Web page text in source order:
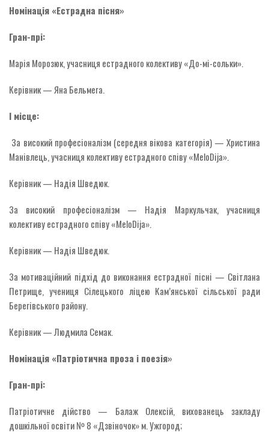
Номінація «Естрадна пісня»
Гран-прі:
Марія Морозюк, учасниця естрадного колективу «До-мі-сольки».
Керівник — Яна Бельмега.
І місце:
За високий професіоналізм (середня вікова категорія) — Христина
Манівлець, учасниця колективу естрадного співу «MeloDija».
Керівник — Надія Шведюк.
За високий професіоналізм — Надія Маркульчак, учасниця
колективу естрадного співу «MeloDija».
Керівник — Надія Шведюк.
За мотиваційний підхід до виконання естрадної пісні — Світлана
Петрище, учениця Сілецького ліцею Кам’янської сільської ради
Берегівського району.
Керівник — Людмила Семак.
Номінація «Патріотична проза і поезія»
Гран-прі:
Патріотичне дійство — Балаж Олексій, вихованець закладу
дошкільної освіти № 8 «Дзвіночок» м. Ужгород;